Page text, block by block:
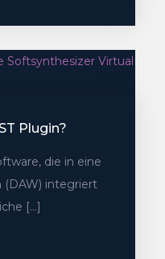
Plugin?
die in eine
(DAW) integriert
[…]